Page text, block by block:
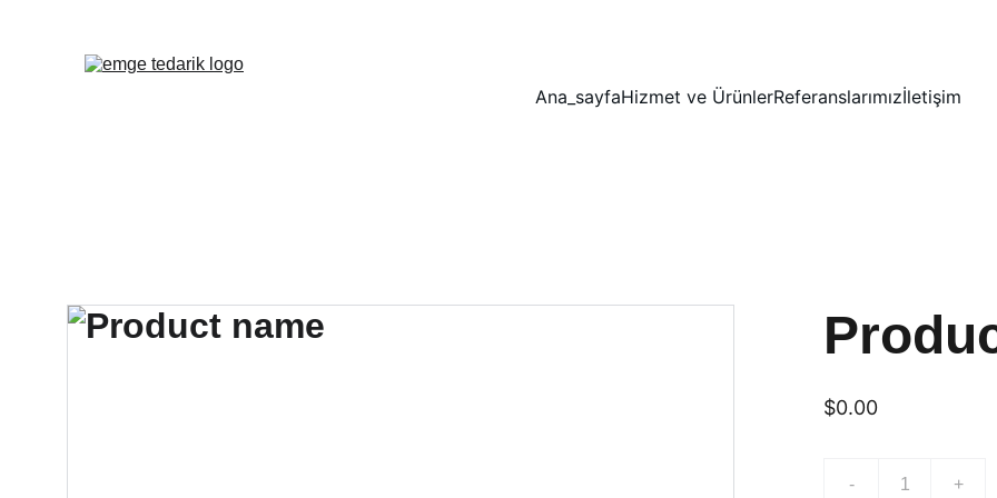
Ana_sayfaHizmet ve ÜrünlerReferanslarımızİletişim
$0.00
- +